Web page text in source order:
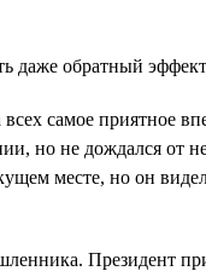
даже обратный
самое приятное
но не дождался от
месте, но он
Президент